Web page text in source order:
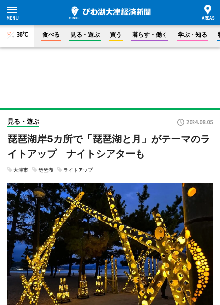
36°C 食べる 見る・遊ぶ 買う 暮らす・働く 学ぶ・知る
見る・遊ぶ 2024.08.05
琵琶湖岸5カ所で「琵琶湖と月」がテーマのラ
イトアップ ナイトシアターも
大津市 琵琶湖 ライトアップ